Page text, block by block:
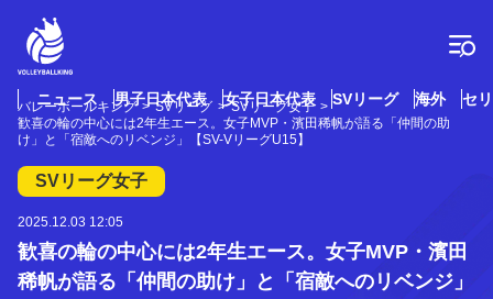
ニュース 男子日本代表 女子日本代表 SVリーグ 海外 セ
バレーボールキング SVリーグ
SVリーグ女子
歓喜の輪の中心には2年生エース。女子MVP・濱田稀帆が語る「仲間の助
け」と「宿敵へのリベンジ」【SV-VリーグU15】
SVリーグ女子
2025.12.03 12:05
歓喜の輪の中心には2年生エース。女子MVP・濱田
稀帆が語る「仲間の助け」と「宿敵へのリベンジ」